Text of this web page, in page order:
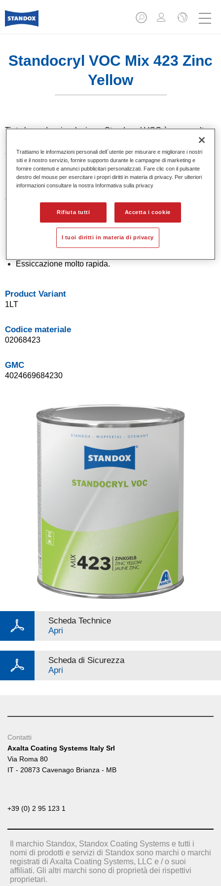
Standocryl VOC Mix 423 Zinc
Yellow
Tinta base da miscelazione. Standocryl VOC è uno smalto
2K a solvente di alta qualità per tutti i colori pastello. Grazie
ad una tecnologia di pigmenti di ultima generazione, offre
un'ottima copertura e un altrettanto ottimo punto tinta oltre ad
una eccezionale brillantezza.
Caratteristiche del prodotto
Smalto VOC di alta qualità.
Eccellente lucidabilità.
Economicità di utilizzo.
Applicazione a fase unica (One Visit Application).
Essiccazione molto rapida.
Product Variant
1LT
Codice materiale
02068423
GMC
4024669684230
Scheda Technice
Apri
Scheda di Sicurezza
Apri
Contatti
Axalta Coating Systems Italy Srl
Via Roma 80
IT - 20873 Cavenago Brianza - MB
+39 (0) 2 95 123 1
Il marchio Standox, Standox Coating Systems e tutti i
nomi di prodotti e servizi di Standox sono marchi o marchi
registrati di Axalta Coating Systems, LLC e / o suoi
affiliati. Gli altri marchi sono di proprietà dei rispettivi
proprietari.
Trattiamo le informazioni personali dell`utente per misurare e migliorare i nostri
siti e il nostro servizio, fornire supporto durante le campagne di marketing e
fornire contenuti e annunci pubblicitari personalizzati. Fare clic con il pulsante
destro del mouse per esercitare i propri diritti in materia di privacy. Per ulteriori
informazioni consultare la nostra Informativa sulla privacy
Rifiuta tutti Accetta i cookie
I tuoi diritti in materia di privacy